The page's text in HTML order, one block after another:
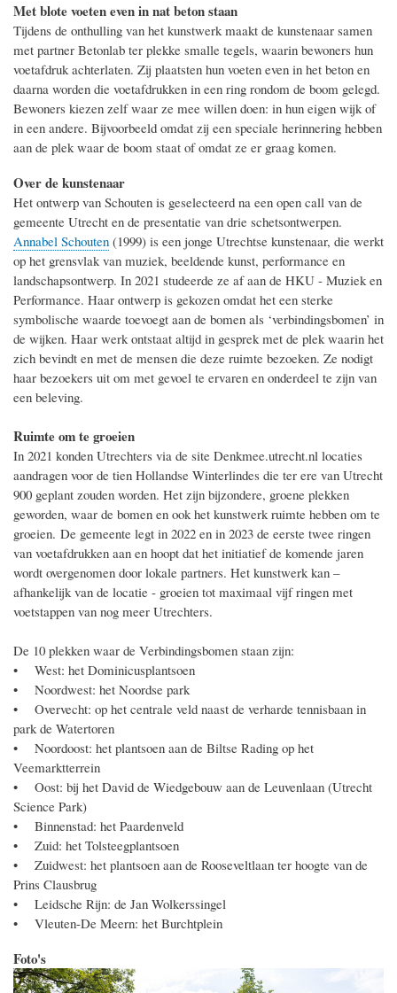
Met blote voeten even in nat beton staan
Tijdens de onthulling van het kunstwerk maakt de kunstenaar samen
met partner Betonlab ter plekke smalle tegels, waarin bewoners hun
voetafdruk achterlaten. Zij plaatsten hun voeten even in het beton en
daarna worden die voetafdrukken in een ring rondom de boom gelegd.
Bewoners kiezen zelf waar ze mee willen doen: in hun eigen wijk of
in een andere. Bijvoorbeeld omdat zij een speciale herinnering hebben
aan de plek waar de boom staat of omdat ze er graag komen.
Over de kunstenaar
Het ontwerp van Schouten is geselecteerd na een open call van de
gemeente Utrecht en de presentatie van drie schetsontwerpen.
Annabel Schouten (1999) is een jonge Utrechtse kunstenaar, die werkt
op het grensvlak van muziek, beeldende kunst, performance en
landschapsontwerp. In 2021 studeerde ze af aan de HKU - Muziek en
Performance. Haar ontwerp is gekozen omdat het een sterke
symbolische waarde toevoegt aan de bomen als ‘verbindingsbomen’ in
de wijken. Haar werk ontstaat altijd in gesprek met de plek waarin het
zich bevindt en met de mensen die deze ruimte bezoeken. Ze nodigt
haar bezoekers uit om met gevoel te ervaren en onderdeel te zijn van
een beleving.
Ruimte om te groeien
In 2021 konden Utrechters via de site Denkmee.utrecht.nl locaties
aandragen voor de tien Hollandse Winterlindes die ter ere van Utrecht
900 geplant zouden worden. Het zijn bijzondere, groene plekken
geworden, waar de bomen en ook het kunstwerk ruimte hebben om te
groeien. De gemeente legt in 2022 en in 2023 de eerste twee ringen
van voetafdrukken aan en hoopt dat het initiatief de komende jaren
wordt overgenomen door lokale partners. Het kunstwerk kan –
afhankelijk van de locatie - groeien tot maximaal vijf ringen met
voetstappen van nog meer Utrechters.
De 10 plekken waar de Verbindingsbomen staan zijn:
• West: het Dominicusplantsoen
• Noordwest: het Noordse park
• Overvecht: op het centrale veld naast de verharde tennisbaan in
park de Watertoren
• Noordoost: het plantsoen aan de Biltse Rading op het
Veemarktterrein
• Oost: bij het David de Wiedgebouw aan de Leuvenlaan (Utrecht
Science Park)
• Binnenstad: het Paardenveld
• Zuid: het Tolsteegplantsoen
• Zuidwest: het plantsoen aan de Rooseveltlaan ter hoogte van de
Prins Clausbrug
• Leidsche Rijn: de Jan Wolkerssingel
• Vleuten-De Meern: het Burchtplein
Foto's